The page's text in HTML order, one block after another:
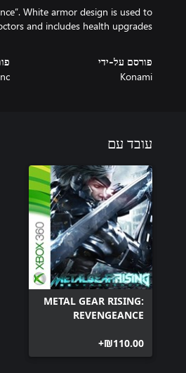
White armor design is used to
and includes health upgrades.
פורסם על-ידי
Konami
עובד עם
METAL GEAR RISING:
REVENGEANCE
‪₪‎110.00‬+